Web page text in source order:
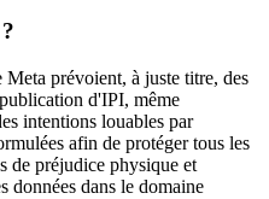
prévoient, à juste titre, des
d'IPI, même
intentions louables par
afin de protéger tous les
de préjudice physique et
données dans le domaine